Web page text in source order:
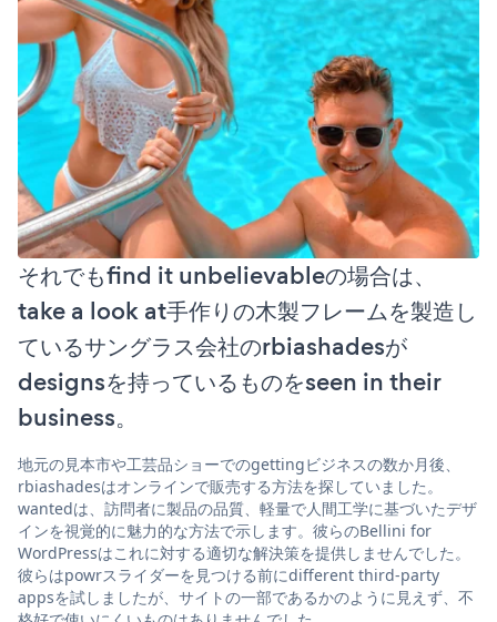
それでもfind it unbelievableの場合は、
take a look at手作りの木製フレームを製造し
ているサングラス会社のrbiashadesが
designsを持っているものをseen in their
business。
地元の見本市や工芸品ショーでのgettingビジネスの数か月後、
rbiashadesはオンラインで販売する方法を探していました。
wantedは、訪問者に製品の品質、軽量で人間工学に基づいたデザ
インを視覚的に魅力的な方法で示します。彼らのBellini for
WordPressはこれに対する適切な解決策を提供しませんでした。
彼らはpowrスライダーを見つける前にdifferent third-party
appsを試しましたが、サイトの一部であるかのように見えず、不